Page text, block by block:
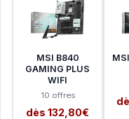
MSI B840
GAMING PLUS
WIFI
10 offres
dès 132,80€